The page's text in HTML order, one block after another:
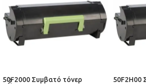
50F2000 Συμβατό τόνερ
50F2H00